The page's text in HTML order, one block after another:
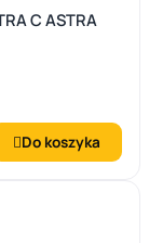
C ASTRA
Do koszyka